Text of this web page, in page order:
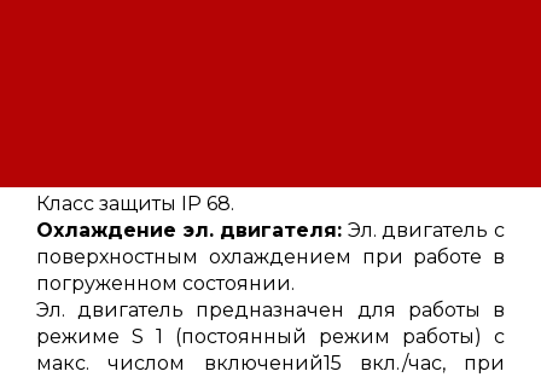
Класс защиты IP 68.
Охлаждение эл. двигателя: Эл. двигатель с
поверхностным охлаждением при работе в
погруженном состоянии.
Эл. двигатель предназначен для работы в
режиме S 1 (постоянный режим работы) с
макс. числом включений15 вкл./час, при